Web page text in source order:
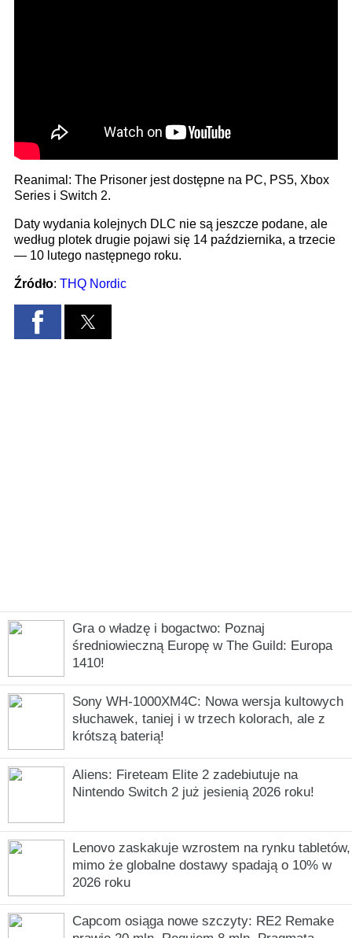
Gra o władzę i bogactwo: Poznaj
średniowieczną Europę w The Guild: Europa
1410!
Sony WH-1000XM4C: Nowa wersja kultowych
słuchawek, taniej i w trzech kolorach, ale z
krótszą baterią!
Aliens: Fireteam Elite 2 zadebiutuje na
Nintendo Switch 2 już jesienią 2026 roku!
Lenovo zaskakuje wzrostem na rynku tabletów,
mimo że globalne dostawy spadają o 10% w
2026 roku
Capcom osiąga nowe szczyty: RE2 Remake